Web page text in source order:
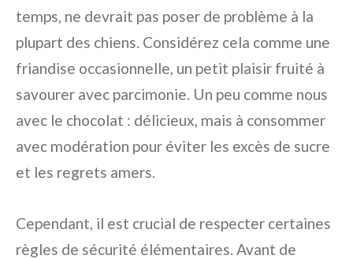
temps, ne devrait pas poser de problème à la
plupart des chiens. Considérez cela comme une
friandise occasionnelle, un petit plaisir fruité à
savourer avec parcimonie. Un peu comme nous
avec le chocolat : délicieux, mais à consommer
avec modération pour éviter les excès de sucre
et les regrets amers.
Cependant, il est crucial de respecter certaines
règles de sécurité élémentaires. Avant de